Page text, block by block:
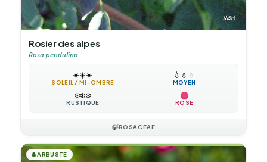
Rosier des alpes
Rosa pendulina
☀️☀️☀️
SOLEIL / MI-OMBRE
💧 💧 💧
MOYEN
❄️❄️❄️
RUSTIQUE ROSE
🍃ROSACEAE
🌲ARBUSTE